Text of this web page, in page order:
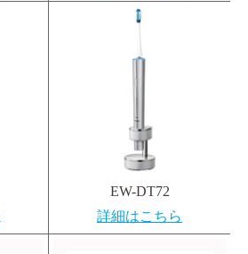
EW-DT72
詳細はこちら